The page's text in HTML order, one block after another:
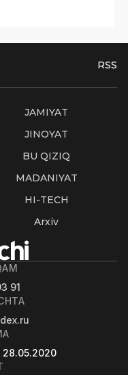
RSS
JAMIYAT
JINOYAT
BU QIZIQ
MADANIYAT
HI-TECH
Arxiv
91
28.05.2020